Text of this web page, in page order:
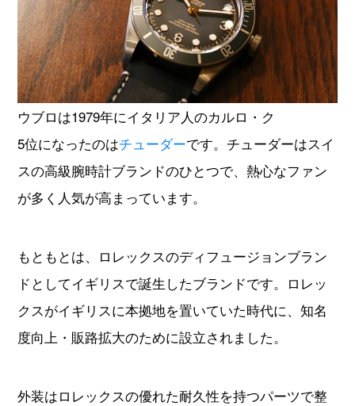
ウブロは1979年にイタリア人のカルロ・ク
5位になったのはチューダーです。チューダーはスイ
スの高級腕時計ブランドのひとつで、熱心なファン
が多く人気が高まっています。
もともとは、ロレックスのディフュージョンブラン
ドとしてイギリスで誕生したブランドです。ロレッ
クスがイギリスに本拠地を置いていた時代に、知名
度向上・販路拡大のために設立されました。
外装はロレックスの優れた耐久性を持つパーツで整